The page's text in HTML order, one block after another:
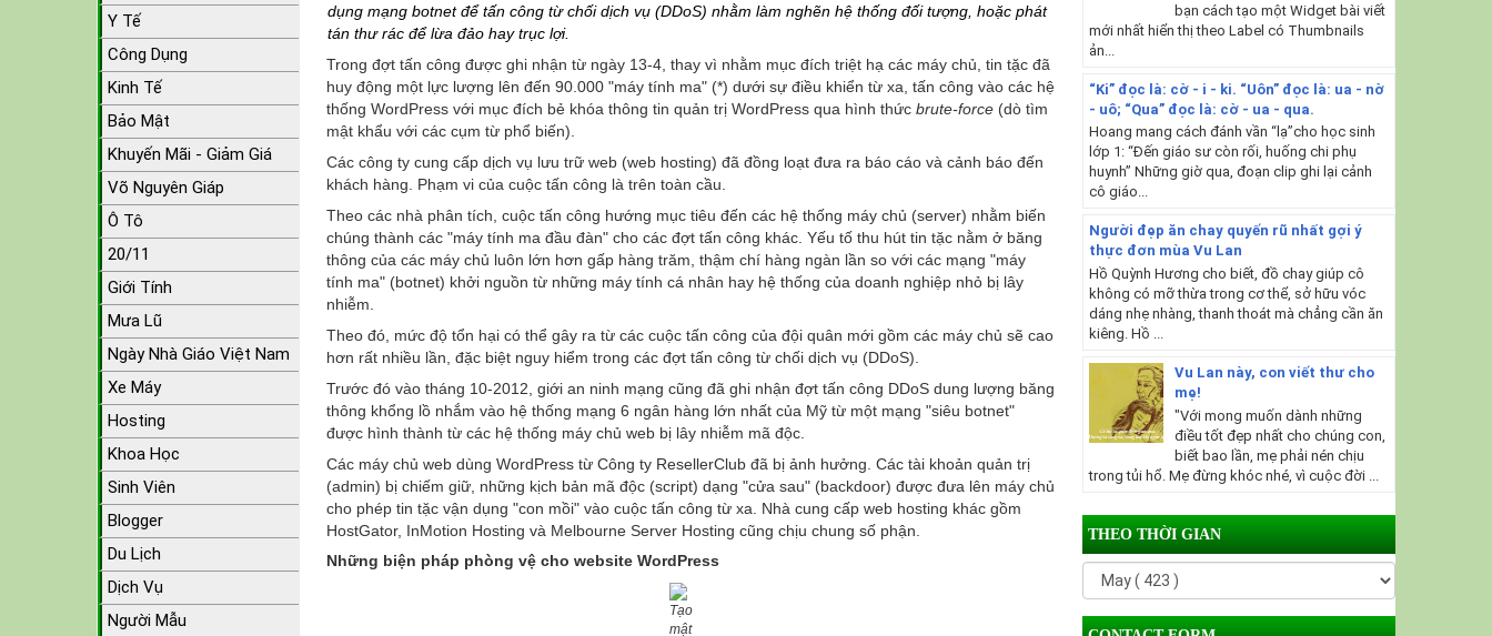
dụng mạng botnet để tấn công từ chối dịch vụ (DDoS) nhằm làm nghẽn hệ thống đối tượng, hoặc phát
tán thư rác để lừa đảo hay trục lợi.
Trong đợt tấn công được ghi nhận từ ngày 13-4, thay vì nhằm mục đích triệt hạ các máy chủ, tin tặc đã
huy động một lực lượng lên đến 90.000 "máy tính ma" (*) dưới sự điều khiển từ xa, tấn công vào các hệ
thống WordPress với mục đích bẻ khóa thông tin quản trị WordPress qua hình thứcbrute-force (dò tìm
mật khẩu với các cụm từ phổ biến).
Các công ty cung cấp dịch vụ lưu trữ web (web hosting) đã đồng loạt đưa ra báo cáo và cảnh báo đến
khách hàng. Phạm vi của cuộc tấn công là trên toàn cầu.
Theo các nhà phân tích, cuộc tấn công hướng mục tiêu đến các hệ thống máy chủ (server) nhằm biến
chúng thành các "máy tính ma đầu đàn" cho các đợt tấn công khác. Yếu tố thu hút tin tặc nằm ở băng
thông của các máy chủ luôn lớn hơn gấp hàng trăm, thậm chí hàng ngàn lần so với các mạng "máy
tính ma" (botnet) khởi nguồn từ những máy tính cá nhân hay hệ thống của doanh nghiệp nhỏ bị lây
nhiễm.
Theo đó, mức độ tổn hại có thể gây ra từ các cuộc tấn công của đội quân mới gồm các máy chủ sẽ cao
hơn rất nhiều lần, đặc biệt nguy hiểm trong các đợt tấn công từ chối dịch vụ (DDoS).
Trước đó vào tháng 10-2012, giới an ninh mạng cũng đã ghi nhận đợt tấn công DDoS dung lượng băng
thông khổng lồ nhắm vào hệ thống mạng 6 ngân hàng lớn nhất của Mỹ từ một mạng "siêu botnet"
được hình thành từ các hệ thống máy chủ web bị lây nhiễm mã độc.
Các máy chủ web dùng WordPress từ Công ty ResellerClub đã bị ảnh hưởng. Các tài khoản quản trị
(admin) bị chiếm giữ, những kịch bản mã độc (script) dạng "cửa sau" (backdoor) được đưa lên máy chủ
cho phép tin tặc vận dụng "con mồi" vào cuộc tấn công từ xa. Nhà cung cấp web hosting khác gồm
HostGator, InMotion Hosting và Melbourne Server Hosting cũng chịu chung số phận.
Những biện pháp phòng vệ cho website WordPress
Tạo
mật
Y Tế
Công Dụng
Kinh Tế
Bảo Mật
Khuyến Mãi - Giảm Giá
Võ Nguyên Giáp
Ô Tô
20/11
Giới Tính
Mưa Lũ
Ngày Nhà Giáo Việt Nam
Xe Máy
Hosting
Khoa Học
Sinh Viên
Blogger
Du Lịch
Dịch Vụ
Người Mẫu
bạn cách tạo một Widget bài viết
mới nhất hiển thị theo Label có Thumbnails
ản...
“Ki” đọc là: cờ - i - ki. “Uôn” đọc là: ua - nờ
- uô; “Qua” đọc là: cờ - ua - qua.
Hoang mang cách đánh vần “lạ”cho học sinh
lớp 1: “Đến giáo sư còn rối, huống chi phụ
huynh” Những giờ qua, đoạn clip ghi lại cảnh
cô giáo...
Người đẹp ăn chay quyến rũ nhất gợi ý
thực đơn mùa Vu Lan
Hồ Quỳnh Hương cho biết, đồ chay giúp cô
không có mỡ thừa trong cơ thể, sở hữu vóc
dáng nhẹ nhàng, thanh thoát mà chẳng cần ăn
kiêng. Hồ ...
Vu Lan này, con viết thư cho
mẹ!
"Với mong muốn dành những
điều tốt đẹp nhất cho chúng con,
biết bao lần, mẹ phải nén chịu
trong tủi hổ. Mẹ đừng khóc nhé, vì cuộc đời ...
THEO THỜI GIAN